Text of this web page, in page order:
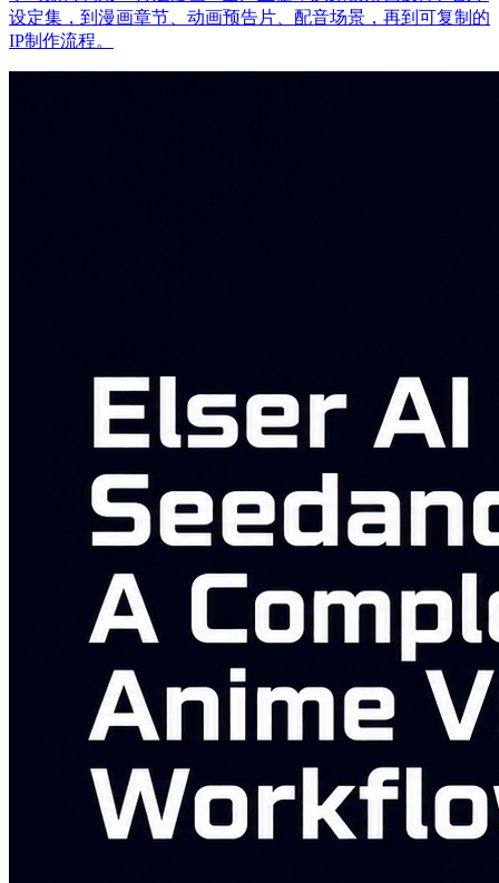
设定集，到漫画章节、动画预告片、配音场景，再到可复制的
IP制作流程。